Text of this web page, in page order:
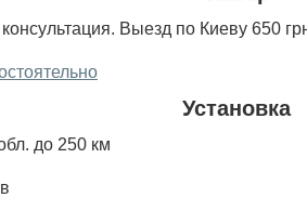
Выезд по Киеву 650
Установка
до 250 км